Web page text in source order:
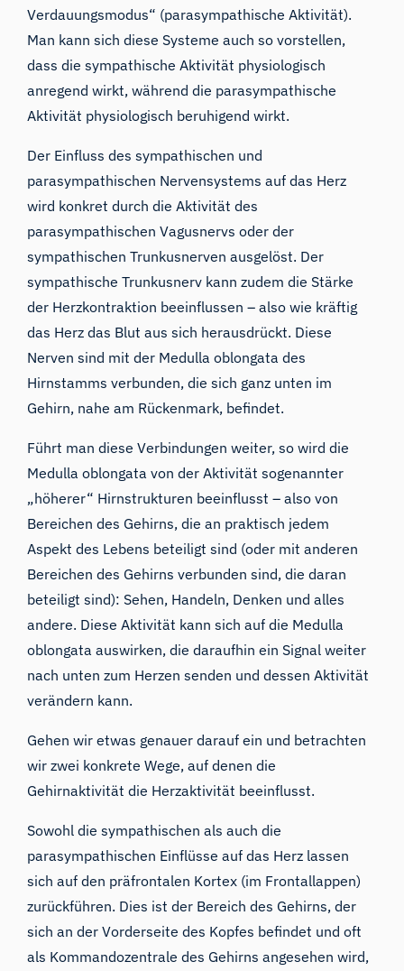
Verdauungsmodus“ (parasympathische Aktivität).
Man kann sich diese Systeme auch so vorstellen,
dass die sympathische Aktivität physiologisch
anregend wirkt, während die parasympathische
Aktivität physiologisch beruhigend wirkt.
Der Einfluss des sympathischen und
parasympathischen Nervensystems auf das Herz
wird konkret durch die Aktivität des
parasympathischen Vagusnervs oder der
sympathischen Trunkusnerven ausgelöst. Der
sympathische Trunkusnerv kann zudem die Stärke
der Herzkontraktion beeinflussen – also wie kräftig
das Herz das Blut aus sich herausdrückt. Diese
Nerven sind mit der Medulla oblongata des
Hirnstamms verbunden, die sich ganz unten im
Gehirn, nahe am Rückenmark, befindet.
Führt man diese Verbindungen weiter, so wird die
Medulla oblongata von der Aktivität sogenannter
„höherer“ Hirnstrukturen beeinflusst – also von
Bereichen des Gehirns, die an praktisch jedem
Aspekt des Lebens beteiligt sind (oder mit anderen
Bereichen des Gehirns verbunden sind, die daran
beteiligt sind): Sehen, Handeln, Denken und alles
andere. Diese Aktivität kann sich auf die Medulla
oblongata auswirken, die daraufhin ein Signal weiter
nach unten zum Herzen senden und dessen Aktivität
verändern kann.
Gehen wir etwas genauer darauf ein und betrachten
wir zwei konkrete Wege, auf denen die
Gehirnaktivität die Herzaktivität beeinflusst.
Sowohl die sympathischen als auch die
parasympathischen Einflüsse auf das Herz lassen
sich auf den präfrontalen Kortex (im Frontallappen)
zurückführen. Dies ist der Bereich des Gehirns, der
sich an der Vorderseite des Kopfes befindet und oft
als Kommandozentrale des Gehirns angesehen wird,